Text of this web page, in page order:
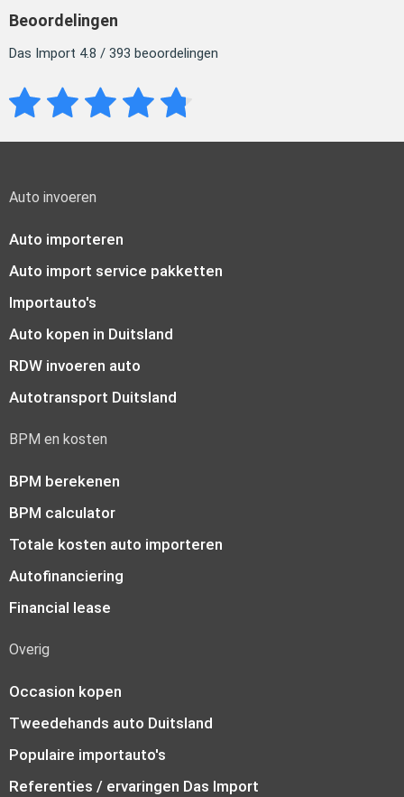
Beoordelingen
Das Import 4.8 / 393 beoordelingen
Auto invoeren
Auto importeren
Auto import service pakketten
Importauto's
Auto kopen in Duitsland
RDW invoeren auto
Autotransport Duitsland
BPM en kosten
BPM berekenen
BPM calculator
Totale kosten auto importeren
Autofinanciering
Financial lease
Overig
Occasion kopen
Tweedehands auto Duitsland
Populaire importauto's
Referenties / ervaringen Das Import